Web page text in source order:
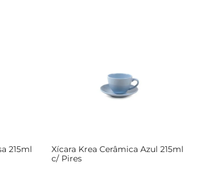
215ml
Xícara Krea Cerâmica Azul 215ml
c/ Pires